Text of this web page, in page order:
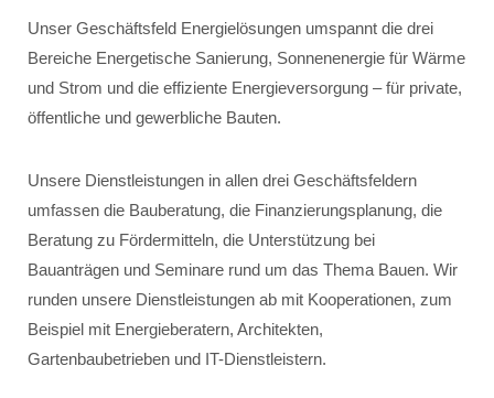
Unser Geschäftsfeld Energielösungen umspannt die drei
Bereiche Energetische Sanierung, Sonnenenergie für Wärme
und Strom und die effiziente Energieversorgung – für private,
öffentliche und gewerbliche Bauten.
Unsere Dienstleistungen in allen drei Geschäftsfeldern
umfassen die Bauberatung, die Finanzierungsplanung, die
Beratung zu Fördermitteln, die Unterstützung bei
Bauanträgen und Seminare rund um das Thema Bauen. Wir
runden unsere Dienstleistungen ab mit Kooperationen, zum
Beispiel mit Energieberatern, Architekten,
Gartenbaubetrieben und IT-Dienstleistern.